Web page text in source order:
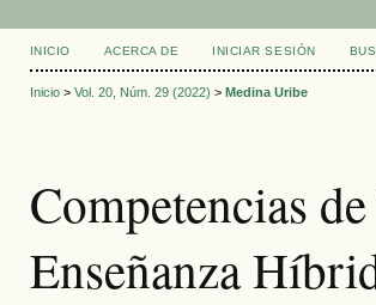
INICIO ACERCA DE INICIAR SESIÓN
Inicio> Vol. 20, Núm. 29 (2022) > Medina Uribe
Competencias
Enseñanza